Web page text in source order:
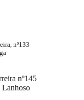
nº133
nº145
Lanhoso